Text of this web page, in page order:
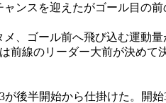
ンスを迎えたがゴール目の
、ゴール前へ飛び込む運動
線のリーダー大前が決めて
後半開始から仕掛けた。開